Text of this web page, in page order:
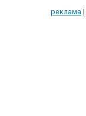
реклама |